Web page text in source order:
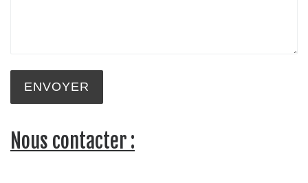
ENVOYER
Nous contacter :